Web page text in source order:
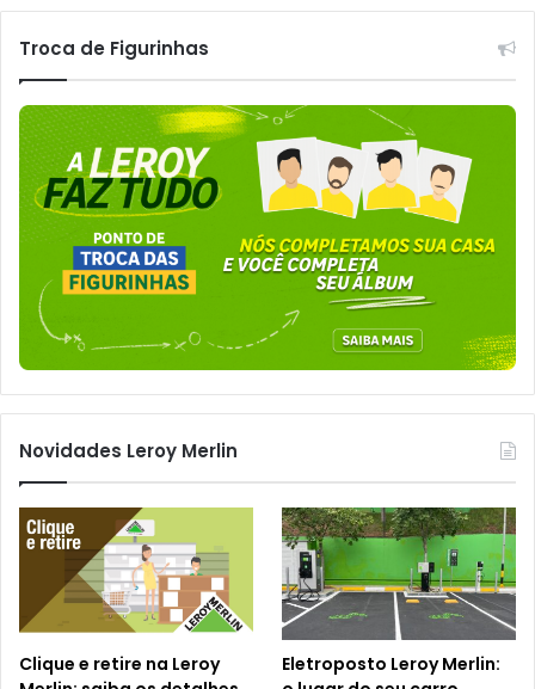
Troca de Figurinhas
Novidades Leroy Merlin
Clique e retire na Leroy
Eletroposto Leroy Merlin: